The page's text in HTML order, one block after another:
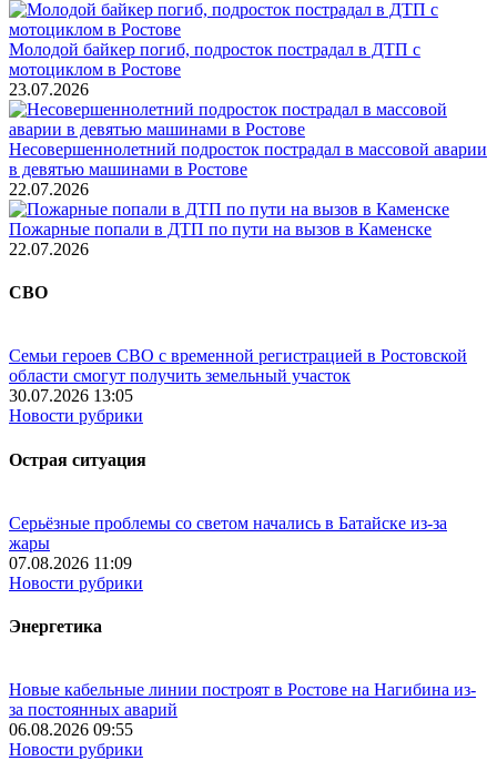
Молодой байкер погиб, подросток пострадал в ДТП с
мотоциклом в Ростове
23.07.2026
Несовершеннолетний подросток пострадал в массовой аварии
в девятью машинами в Ростове
22.07.2026
Пожарные попали в ДТП по пути на вызов в Каменске
22.07.2026
СВО
Семьи героев СВО с временной регистрацией в Ростовской
области смогут получить земельный участок
30.07.2026 13:05
Новости рубрики
Острая ситуация
Серьёзные проблемы со светом начались в Батайске из-за
жары
07.08.2026 11:09
Новости рубрики
Энергетика
Новые кабельные линии построят в Ростове на Нагибина из-
за постоянных аварий
06.08.2026 09:55
Новости рубрики